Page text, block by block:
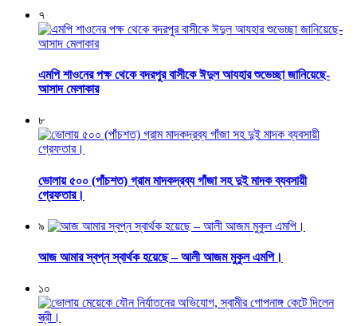
৭
এমপি শাওনের পক্ষ থেকে বদরপুর বাসীকে ঈদুল আযহার শুভেচ্ছা জানিয়েছে-
আসাদ মেলাকার
৮
ভোলায় ৫০০ (পাঁচশত) গ্রাম মাদকদ্রব্য গাঁজা সহ দুই মাদক ব্যবসায়ী
গ্রেফতার।
৯
আজ আমার স্বপ্ন স্বার্থক হয়েছে – আলী আজম মুকুল এমপি।
১০